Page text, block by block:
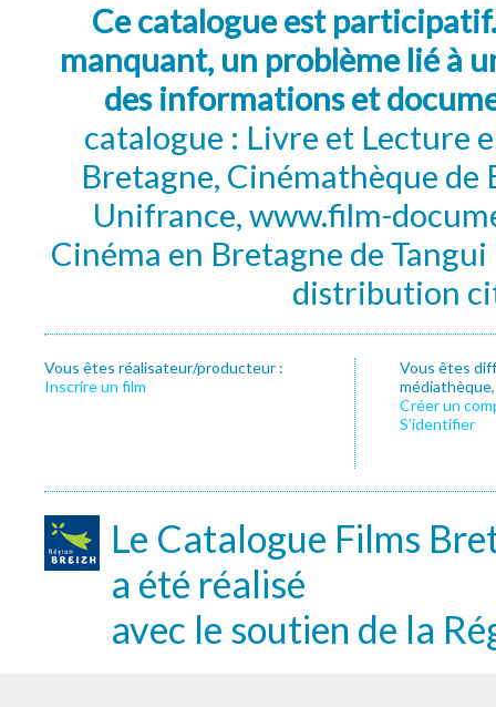
Ce catalogue est
manquant, un problème lié à
des informations et
catalogue : Livre et Lecture
Bretagne, Cinémathèque de
Unifrance, www.film-
Cinéma en Bretagne de
distribution
Vous êtes réalisateur/producteur :
Inscrire un film
Vous êtes
Créer un
S’identifier
Le Catalogue Films
a été réalisé
avec le soutien de la